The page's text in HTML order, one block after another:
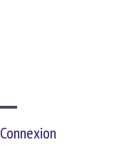
Connexion